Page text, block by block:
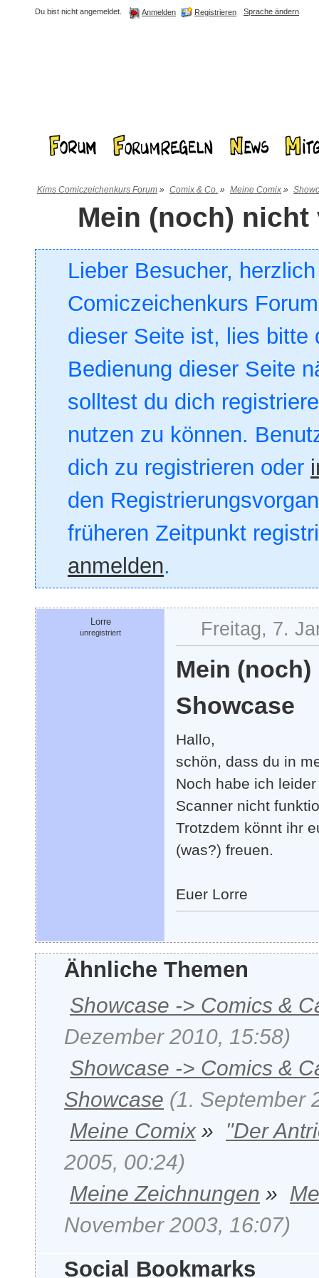
Du bist nicht angemeldet. Anmelden Registrieren Sprache ändern
Kims Comiczeichenkurs Forum » Comix & Co. » Meine Comix »
Mein (noch)
Lieber Besucher,
Comiczeichenkurs
dieser Seite ist, lies bitte
Bedienung dieser Seite
solltest du dich
nutzen zu können.
dich zu registrieren oder
den
früheren Zeitpunkt
anmelden.
Lorre
unregistriert Freitag, 7.
Mein
Showcase
Hallo,
schön, dass du in
Noch habe ich
Scanner nicht
Trotzdem könnt ihr
(was?) freuen.
Euer Lorre
Ähnliche Themen
Showcase -> Comics &
Dezember 2010, 15:58)
Showcase -> Comics &
Showcase (1. September
Meine Comix»
"Der
2005, 00:24)
Meine Zeichnungen »
November 2003, 16:07)
Social Bookmarks